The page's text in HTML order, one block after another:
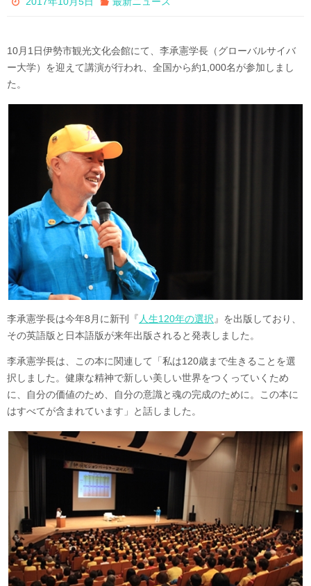
10月1日伊勢市観光文化会館にて、李承憲学長（グローバルサイバ
ー大学）を迎えて講演が行われ、全国から約1,000名が参加しまし
た。
李承憲学長は今年8月に新刊『 人生120年の選択 』を出版しており、
その英語版と日本語版が来年出版されると発表しました。
李承憲学長は、この本に関連して「私は120歳まで生きることを選
択しました。健康な精神で新しい美しい世界をつくっていくため
に、自分の価値のため、自分の意識と魂の完成のために。この本に
はすべてが含まれています」と話しました。